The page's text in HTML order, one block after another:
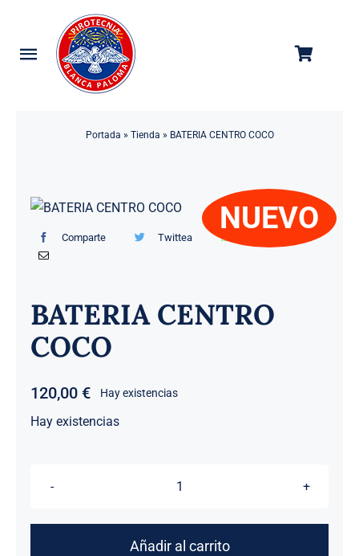
contenido
Toggle
Navigation
Empresa
Contacto
Portada » Tienda » BATERIA CENTRO COCO
NUEVO
Comparte Twittea
BATERIA CENTRO
COCO
120,00 € Hay existencias
Hay existencias
BATERIA
COCO
Añadir al carrito